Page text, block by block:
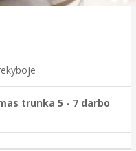
trunka 5 - 7 darbo